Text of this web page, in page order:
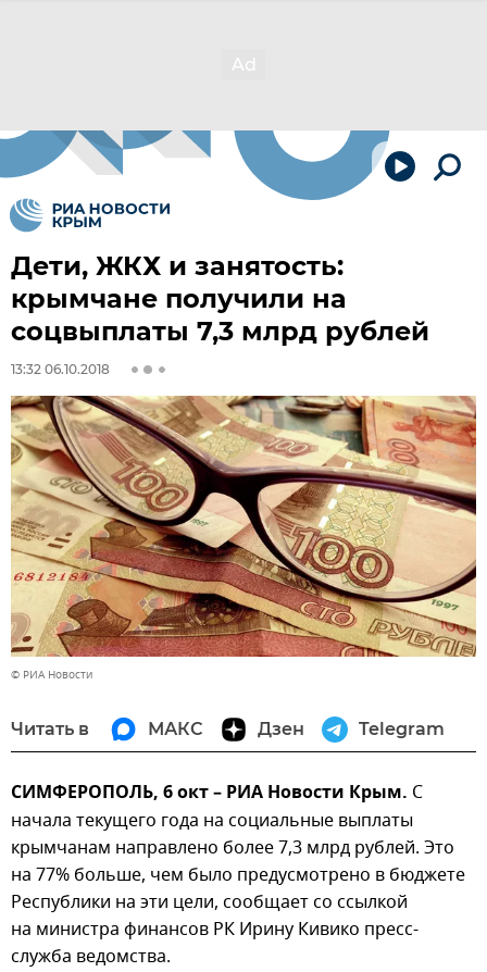
Дети, ЖКХ и занятость:
крымчане получили на
соцвыплаты 7,3 млрд рублей
13:32 06.10.2018
© РИА Новости
Читать в МАКС Дзен Telegram
СИМФЕРОПОЛЬ, 6 окт – РИА Новости Крым. С
начала текущего года на социальные выплаты
крымчанам направлено более 7,3 млрд рублей. Это
на 77% больше, чем было предусмотрено в бюджете
Республики на эти цели, сообщает со ссылкой
на министра финансов РК Ирину Кивико пресс-
служба ведомства.